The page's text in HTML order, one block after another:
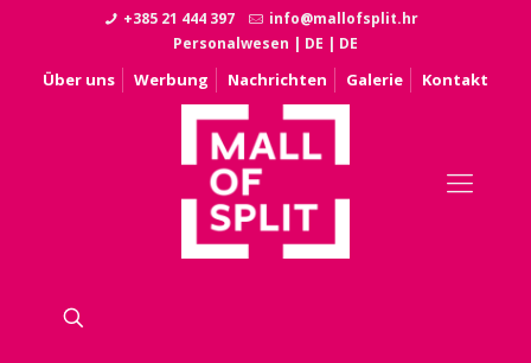
+385 21 444 397
info@mallofsplit.hr
Personalwesen | DE | DE
Über uns Werbung Nachrichten Galerie Kontakt